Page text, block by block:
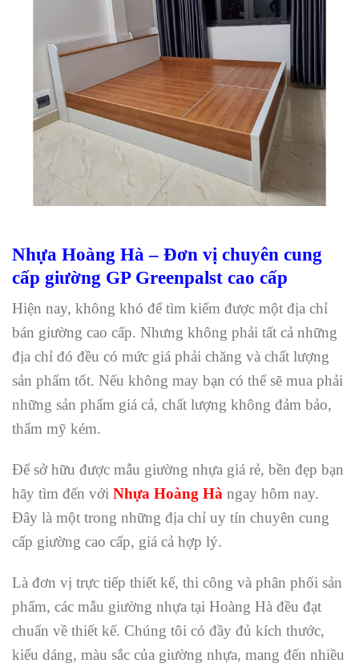
Nhựa Hoàng Hà – Đơn vị chuyên cung
cấp giường GP Greenpalst cao cấp
Hiện nay, không khó để tìm kiếm được một địa chỉ
bán giường cao cấp. Nhưng không phải tất cả những
địa chỉ đó đều có mức giá phải chăng và chất lượng
sản phẩm tốt. Nếu không may bạn có thể sẽ mua phải
những sản phẩm giá cả, chất lượng không đảm bảo,
thẩm mỹ kém.
Để sở hữu được mẫu giường nhựa giá rẻ, bền đẹp bạn
hãy tìm đến với Nhựa Hoàng Hà ngay hôm nay.
Đây là một trong những địa chỉ uy tín chuyên cung
cấp giường cao cấp, giá cả hợp lý.
Là đơn vị trực tiếp thiết kế, thi công và phân phối sản
phẩm, các mẫu giường nhựa tại Hoàng Hà đều đạt
chuẩn về thiết kế. Chúng tôi có đầy đủ kích thước,
kiểu dáng, màu sắc của giường nhựa, mang đến nhiều